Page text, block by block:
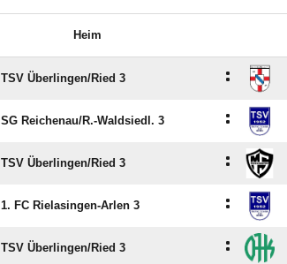
Heim
TSV Überlingen/​Ried 3 :
SG Reichenau/​R.-Waldsiedl. 3 :
TSV Überlingen/​Ried 3 :
1. FC Rielasingen-Arlen 3 :
TSV Überlingen/​Ried 3 :